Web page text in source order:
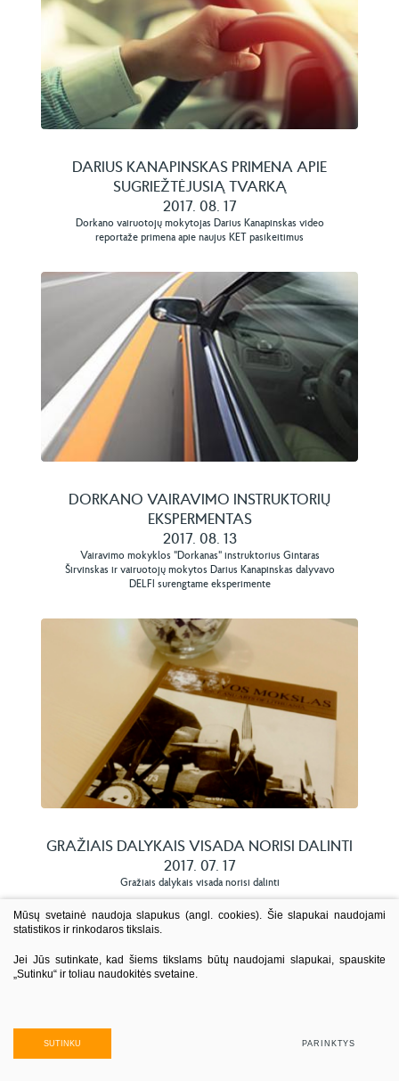
DARIUS KANAPINSKAS PRIMENA APIE
SUGRIEŽTĖJUSIĄ TVARKĄ
2017. 08. 17
Dorkano vairuotojų mokytojas Darius Kanapinskas video
reportaže primena apie naujus KET pasikeitimus
DORKANO VAIRAVIMO INSTRUKTORIŲ
EKSPERMENTAS
2017. 08. 13
Vairavimo mokyklos "Dorkanas" instruktorius Gintaras
Širvinskas ir vairuotojų mokytos Darius Kanapinskas dalyvavo
DELFI surengtame eksperimente
GRAŽIAIS DALYKAIS VISADA NORISI DALINTI
2017. 07. 17
Gražiais dalykais visada norisi dalinti
Mūsų svetainė naudoja slapukus (angl. cookies). Šie slapukai naudojami
statistikos ir rinkodaros tikslais.
Jei Jūs sutinkate, kad šiems tikslams būtų naudojami slapukai, spauskite
„Sutinku“ ir toliau naudokitės svetaine.
SUTINKU PARINKTYS